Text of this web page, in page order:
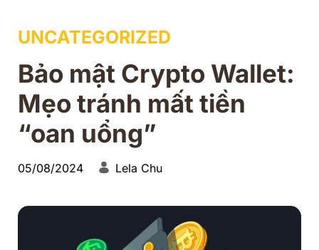
UNCATEGORIZED
Bảo mật Crypto Wallet:
Mẹo tránh mất tiền
“oan uổng”
05/08/2024 Lela Chu